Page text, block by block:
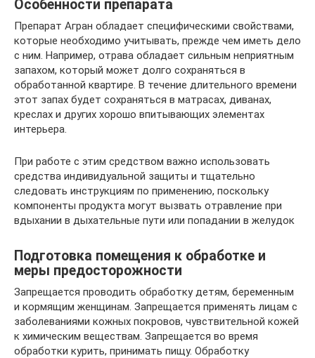
Особенности препарата
Препарат Агран обладает специфическими свойствами,
которые необходимо учитывать, прежде чем иметь дело
с ним. Например, отрава обладает сильным неприятным
запахом, который может долго сохраняться в
обработанной квартире. В течение длительного времени
этот запах будет сохраняться в матрасах, диванах,
креслах и других хорошо впитывающих элементах
интерьера.
При работе с этим средством важно использовать
средства индивидуальной защиты и тщательно
следовать инструкциям по применению, поскольку
компоненты продукта могут вызвать отравление при
вдыхании в дыхательные пути или попадании в желудок
Подготовка помещения к обработке и
меры предосторожности
Запрещается проводить обработку детям, беременным
и кормящим женщинам. Запрещается применять лицам с
заболеваниями кожных покровов, чувствительной кожей
к химическим веществам. Запрещается во время
обработки курить, принимать пищу. Обработку